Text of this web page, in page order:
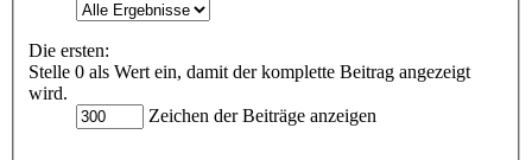
Die ersten:
Stelle 0 als Wert ein, damit der komplette Beitrag angezeigt
wird.
Zeichen der Beiträge anzeigen